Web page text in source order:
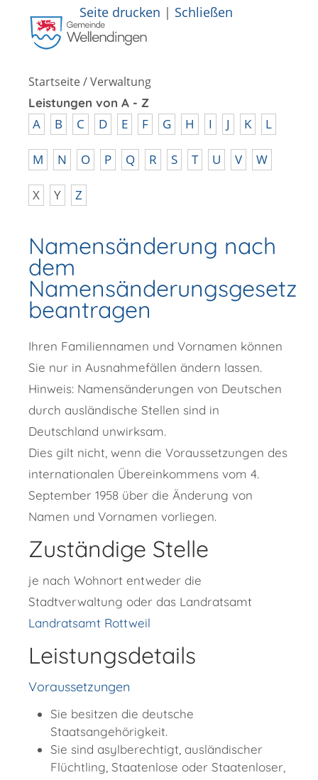
Seite drucken | Schließen
Startseite/Verwaltung
Leistungen von A - Z
A B C D E F G H I J K L
M N O P Q R S T U V W
X Y Z
Namensänderung nach
dem
Namensänderungsgesetz
beantragen
Ihren Familiennamen und Vornamen können
Sie nur in Ausnahmefällen ändern lassen.
Hinweis: Namensänderungen von Deutschen
durch ausländische Stellen sind in
Deutschland unwirksam.
Dies gilt nicht, wenn die Voraussetzungen des
internationalen Übereinkommens vom 4.
September 1958 über die Änderung von
Namen und Vornamen vorliegen.
Zuständige Stelle
je nach Wohnort entweder die
Stadtverwaltung oder das Landratsamt
Landratsamt Rottweil
Leistungsdetails
Voraussetzungen
Sie besitzen die deutsche
Staatsangehörigkeit.
Sie sind asylberechtigt, ausländischer
Flüchtling, Staatenlose oder Staatenloser,